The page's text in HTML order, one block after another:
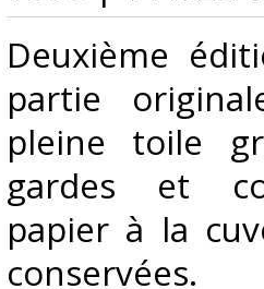
‎Deuxième
partie
pleine toile
gardes et
papier à la